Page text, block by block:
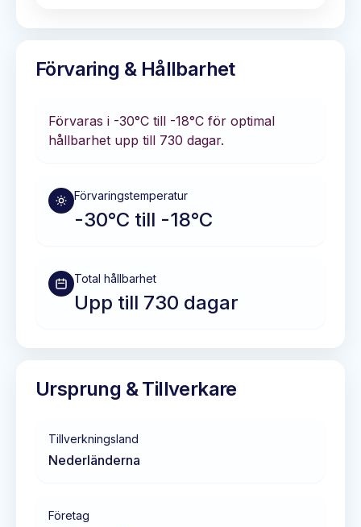
Förvaring & Hållbarhet
Förvaras i -30°C till -18°C för optimal
hållbarhet upp till 730 dagar.
Förvaringstemperatur
-30°C till -18°C
Total hållbarhet
Upp till 730 dagar
Ursprung & Tillverkare
Tillverkningsland
Nederländerna
Företag